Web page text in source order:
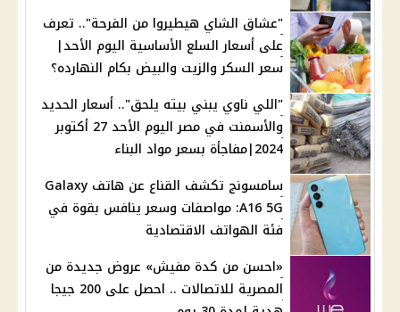
"عشاق الشاي هيطيروا من الفرحة".. تعرف
على أسعار السلع الأساسية اليوم الأحد|
سعر السكر والزيت والبيض بكام النهارده؟
"اللي ناوي يبني بيته يلحق".. أسعار الحديد
والأسمنت في مصر اليوم الأحد 27 أكتوبر
2024|مفاجأة بسعر مواد البناء
سامسونج تكشف القناع عن هاتف Galaxy
A16 5G: مواصفات وسعر ينافس بقوة في
فئة الهواتف الاقتصادية
«احسن من كدة مفيش» عروض جديدة من
المصرية للاتصالات .. احصل على 200 جيجا